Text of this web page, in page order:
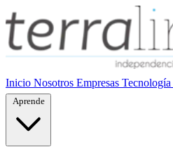
Inicio Nosotros Empresas Tecnología
Aprende